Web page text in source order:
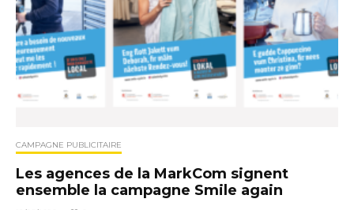
CAMPAGNE PUBLICITAIRE
Les agences de la MarkCom signent
ensemble la campagne Smile again